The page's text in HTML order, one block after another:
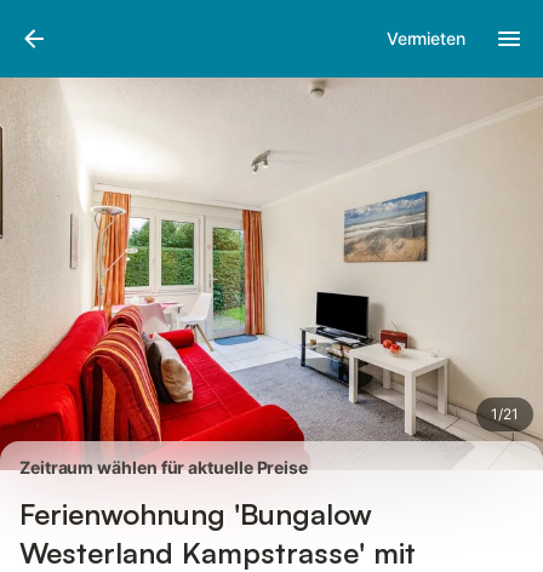
Vermieten
1/21
Bilder
Zeitraum wählen für aktuelle Preise
Ferienwohnung 'Bungalow
Westerland Kampstrasse' mit